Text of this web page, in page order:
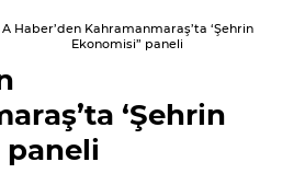
A Haber’den Kahramanmaraş’ta ‘Şehrin
Ekonomisi” paneli
‘Şehrin
paneli